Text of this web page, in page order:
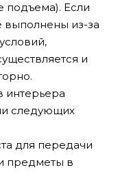
подъема). Если
выполнены из-за
и
интерьера
следующих
для передачи
предметы в